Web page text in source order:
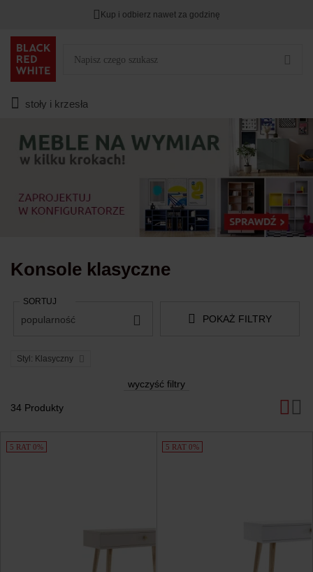
DODATKOWE -3%PRZY ZAKUPIE 2
Kup i odbierz nawet za godzinę
stoły i krzesła
Konsole klasyczne
34 Produkty
POKAŻ FILTRY
Styl: Klasyczny
wyczyść filtry
SORTUJ
popularność
Produkty
5 RAT 0% 5 RAT 0%